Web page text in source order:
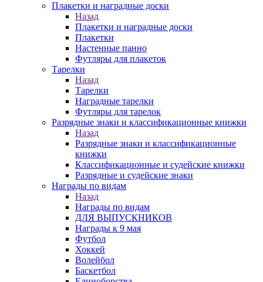
Плакетки и наградные доски
Назад
Плакетки и наградные доски
Плакетки
Настенные панно
Футляры для плакеток
Тарелки
Назад
Тарелки
Наградные тарелки
Футляры для тарелок
Разрядные знаки и классификационные книжки
Назад
Разрядные знаки и классификационные
книжки
Классификационные и судейские книжки
Разрядные и судейские знаки
Награды по видам
Назад
Награды по видам
ДЛЯ ВЫПУСКНИКОВ
Награды к 9 мая
Футбол
Хоккей
Волейбол
Баскетбол